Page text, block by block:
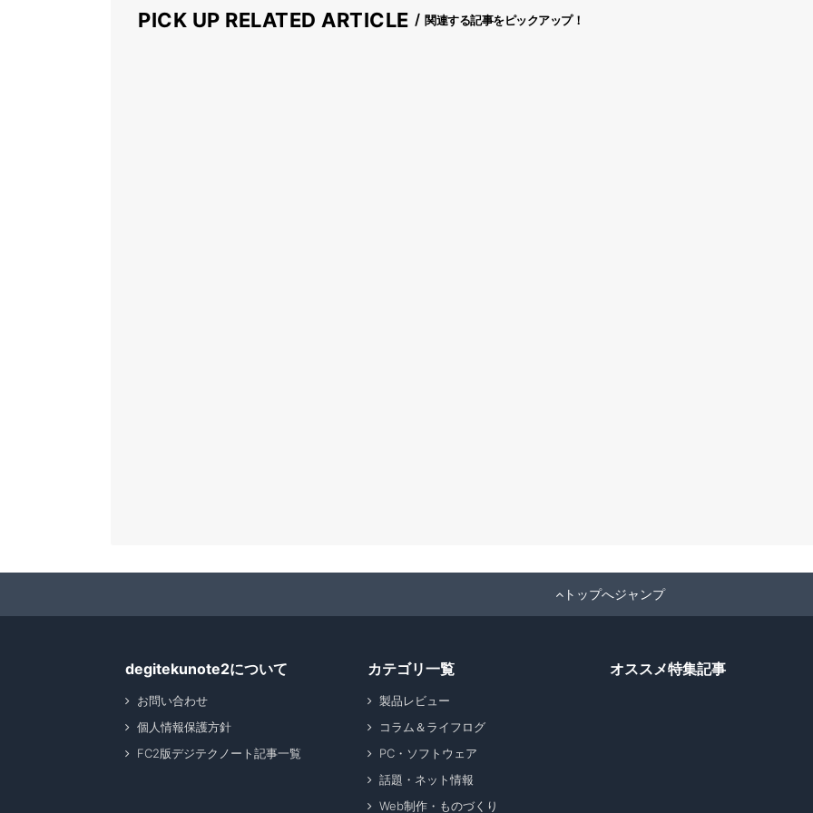
PICK UP RELATED ARTICLE 関連する記事をピックアップ！
トップへジャンプ
degitekunote2について
お問い合わせ
個人情報保護方針
FC2版デジテクノート記事一覧
カテゴリ一覧
製品レビュー
コラム＆ライフログ
PC・ソフトウェア
話題・ネット情報
Web制作・ものづくり
オススメ特集記事